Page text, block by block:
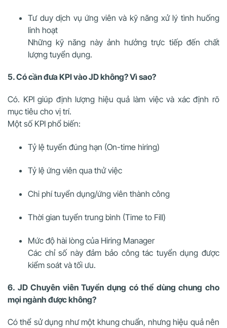
Tư duy dịch vụ ứng viên và kỹ năng xử lý tình huống
linh hoạt
Những kỹ năng này ảnh hưởng trực tiếp đến chất
lượng tuyển dụng.
5. Có cần đưa KPI vào JD không? Vì sao?
Có. KPI giúp định lượng hiệu quả làm việc và xác định rõ
mục tiêu cho vị trí.
Một số KPI phổ biến:
Tỷ lệ tuyển đúng hạn (On-time hiring)
Tỷ lệ ứng viên qua thử việc
Chi phí tuyển dụng/ứng viên thành công
Thời gian tuyển trung bình (Time to Fill)
Mức độ hài lòng của Hiring Manager
Các chỉ số này đảm bảo công tác tuyển dụng được
kiểm soát và tối ưu.
6. JD Chuyên viên Tuyển dụng có thể dùng chung cho
mọi ngành được không?
Có thể sử dụng như một khung chuẩn, nhưng hiệu quả nên